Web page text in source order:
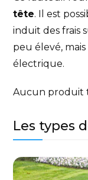
tête. Il est
induit des frais
peu élevé,
électrique.
Aucun produit
Les types